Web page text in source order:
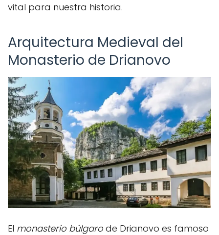
vital para nuestra historia.
Arquitectura Medieval del
Monasterio de Drianovo
El monasterio búlgaro de Drianovo es famoso